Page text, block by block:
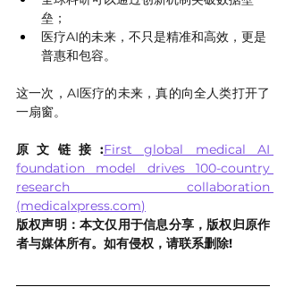
垒；
医疗AI的未来，不只是精准和高效，更是
普惠和包容。
这一次，AI医疗的未来，真的向全人类打开了
一扇窗。
原文链接:First global medical AI
foundation model drives 100-country
research collaboration
(medicalxpress.com)
版权声明：本文仅用于信息分享，版权归原作
者与媒体所有。如有侵权，请联系删除!